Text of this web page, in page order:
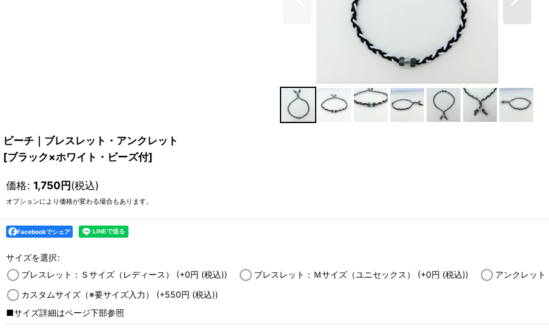
ビーチ｜ブレスレット・アンクレット
[ブラック×ホワイト・ビーズ付]
価格: 1,750円(税込)
オプションにより価格が変わる場合もあります。
Facebookでシェア
サイズを選択:
ブレスレット：Ｓサイズ（レディース） (+0円 (税込)) ブレスレット：Ｍサイズ（ユニセックス） (+0円 (税込)) アンクレット
カスタムサイズ（※要サイズ入力） (+550円 (税込))
■サイズ詳細はページ下部参照